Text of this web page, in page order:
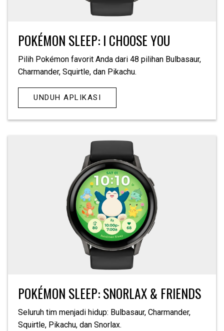
POKÉMON SLEEP: I CHOOSE YOU
Pilih Pokémon favorit Anda dari 48 pilihan Bulbasaur,
Charmander, Squirtle, dan Pikachu.
UNDUH APLIKASI
POKÉMON SLEEP: SNORLAX & FRIENDS
Seluruh tim menjadi hidup: Bulbasaur, Charmander,
Squirtle, Pikachu, dan Snorlax.